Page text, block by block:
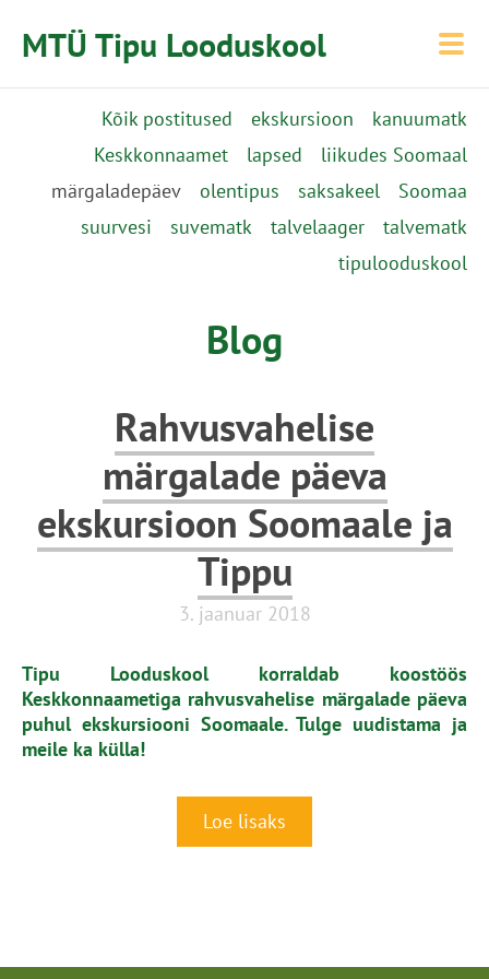
MTÜ Tipu Looduskool
Kõik postitused ekskursioon
kanuumatk
Keskkonnaamet
lapsed
liikudes Soomaal
märgaladepäev
olentipus saksakeel
Soomaa
suurvesi
suvematk talvelaager
talvematk
tipulooduskool
Blog
Rahvusvahelise
märgalade päeva
ekskursioon Soomaale ja
Tippu
3. jaanuar 2018
Tipu Looduskool korraldab koostöös
Keskkonnaametiga rahvusvahelise märgalade päeva
puhul ekskursiooni Soomaale. Tulge uudistama ja
meile ka külla!
Loe lisaks